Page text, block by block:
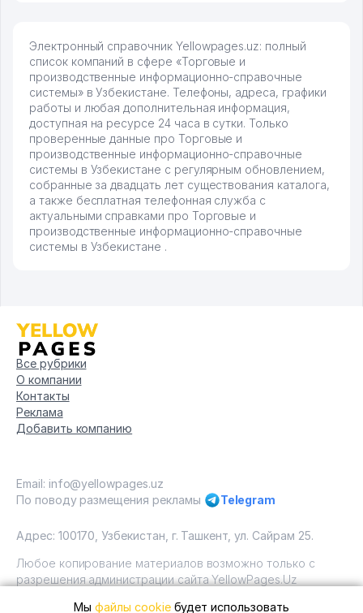
Электронный справочник Yellowpages.uz: полный
список компаний в сфере «Торговые и
производственные информационно-справочные
системы» в Узбекистане. Телефоны, адреса, графики
работы и любая дополнительная информация,
доступная на ресурсе 24 часа в сутки. Только
проверенные данные про Торговые и
производственные информационно-справочные
системы в Узбекистане с регулярным обновлением,
собранные за двадцать лет существования каталога,
а также бесплатная телефонная служба с
актуальными справками про Торговые и
производственные информационно-справочные
системы в Узбекистане .
Все рубрики
О компании
Контакты
Реклама
Добавить компанию
Email: info@yellowpages.uz
По поводу размещения рекламы
Telegram
Адрес: 100170, Узбекистан, г. Ташкент, ул. Сайрам 25.
Любое копирование материалов возможно только с
разрешения администрации сайта YellowPages.Uz
Copyright © Yellow Pages Uzbekistan, 2009 - 2026 / ООО
Мыфайлы cookieбудет использовать